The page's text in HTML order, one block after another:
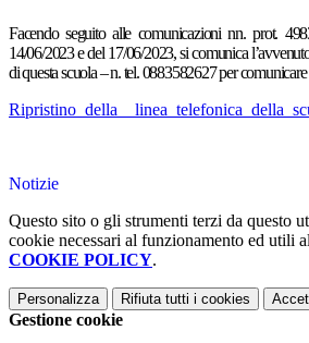
Facendo seguito alle comunicazioni nn. prot.
14/06/2023 e del 17/06/2023, si comunica
di questa scuola – n. tel. 0883582627 per
Notizie
Questo sito o gli strumenti terzi da questo
cookie necessari al funzionamento ed utili
COOKIE POLICY.
Personalizza Rifiuta tutti i cookies
Gestione cookie